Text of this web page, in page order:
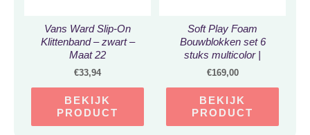
Vans Ward Slip-On
Klittenband – zwart –
Maat 22
€33,94
BEKIJK
PRODUCT
Soft Play Foam
Bouwblokken set 6
stuks multicolor |
speelblokken | baby
| bouwblokken | Soft play
speelgoed |
€169,00
BEKIJK
PRODUCT